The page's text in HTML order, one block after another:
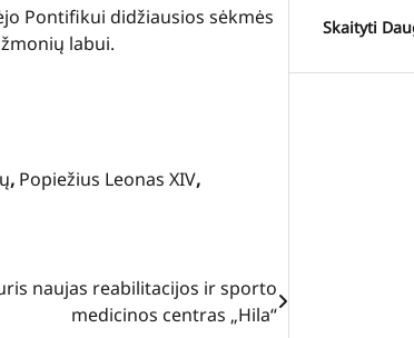
Pontifikui didžiausios sėkmės
labui.
, Popiežius Leonas XIV,
naujas reabilitacijos ir sporto
medicinos centras „Hila“
Skaityti